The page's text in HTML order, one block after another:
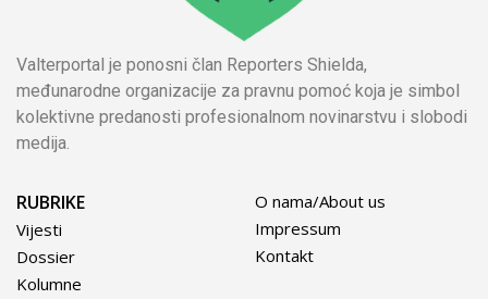
Valterportal je ponosni član Reporters Shielda,
međunarodne organizacije za pravnu pomoć koja je simbol
kolektivne predanosti profesionalnom novinarstvu i slobodi
medija.
RUBRIKE
Vijesti
Dossier
Kolumne
O nama/About us
Impressum
Kontakt